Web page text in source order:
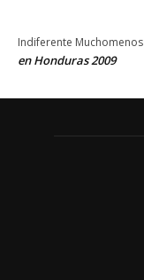
Indiferente Muchomenos
en Honduras 2009